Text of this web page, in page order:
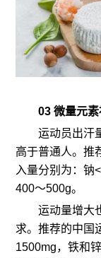
03 微量元素
运动员出汗
高于普通人。推
入量分别为：钠
400～500g。
运动量增大
求。推荐的中国
1500mg，铁和